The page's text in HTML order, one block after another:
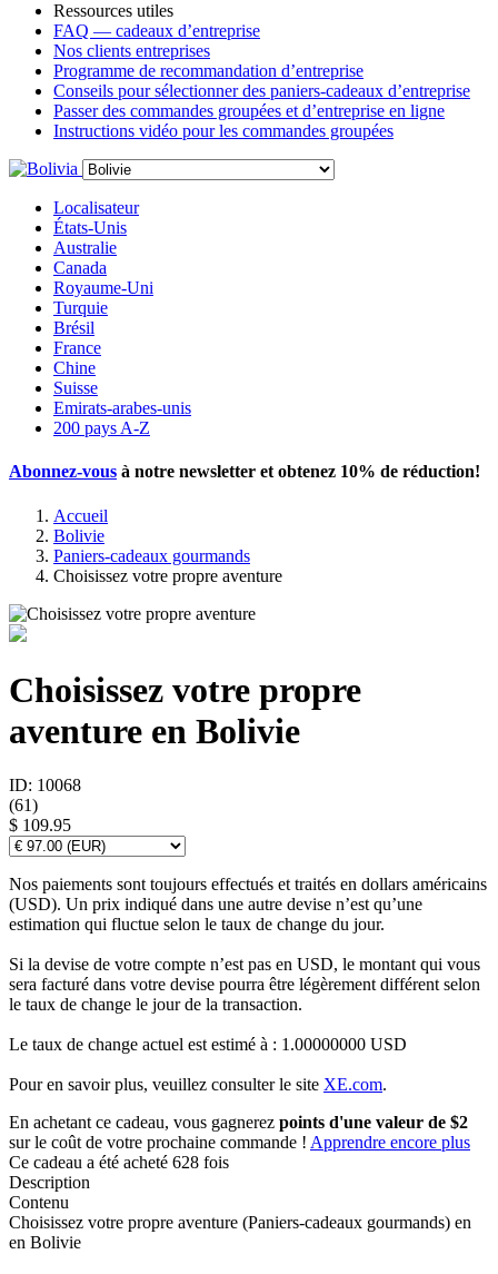
Ressources utiles
FAQ — cadeaux d’entreprise
Nos clients entreprises
Programme de recommandation d’entreprise
Conseils pour sélectionner des paniers-cadeaux d’entreprise
Passer des commandes groupées et d’entreprise en ligne
Instructions vidéo pour les commandes groupées
Localisateur
États-Unis
Australie
Canada
Royaume-Uni
Turquie
Brésil
France
Chine
Suisse
Emirats-arabes-unis
200 pays A-Z
Abonnez-vous à notre newsletter et obtenez 10% de réduction!
Accueil
Bolivie
Paniers-cadeaux gourmands
Choisissez votre propre aventure
Choisissez votre propre
aventure en Bolivie
ID: 10068
(61)
$ 109.95
Nos paiements sont toujours effectués et traités en dollars américains
(USD). Un prix indiqué dans une autre devise n’est qu’une
estimation qui fluctue selon le taux de change du jour.
Si la devise de votre compte n’est pas en USD, le montant qui vous
sera facturé dans votre devise pourra être légèrement différent selon
le taux de change le jour de la transaction.
Le taux de change actuel est estimé à : 1.00000000 USD
Pour en savoir plus, veuillez consulter le site XE.com.
En achetant ce cadeau, vous gagnerez points d'une valeur de $2
sur le coût de votre prochaine commande ! Apprendre encore plus
Ce cadeau a été acheté 628 fois
Description
Contenu
Choisissez votre propre aventure (Paniers-cadeaux gourmands) en
en Bolivie